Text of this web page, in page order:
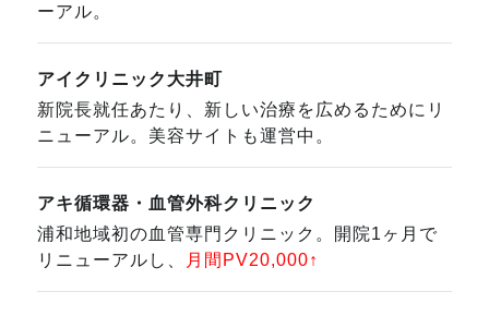
ーアル。
アイクリニック大井町
新院長就任あたり、新しい治療を広めるためにリ
ニューアル。美容サイトも運営中。
アキ循環器・血管外科クリニック
浦和地域初の血管専門クリニック。開院1ヶ月で
リニューアルし、
月間PV20,000↑